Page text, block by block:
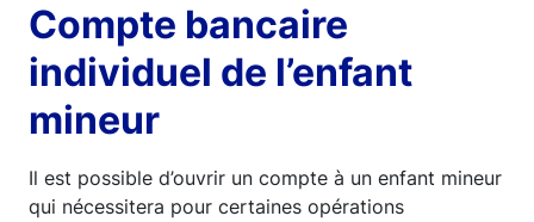
Compte bancaire
individuel de l’enfant
mineur
Il est possible d’ouvrir un compte à un enfant mineur
qui nécessitera pour certaines opérations